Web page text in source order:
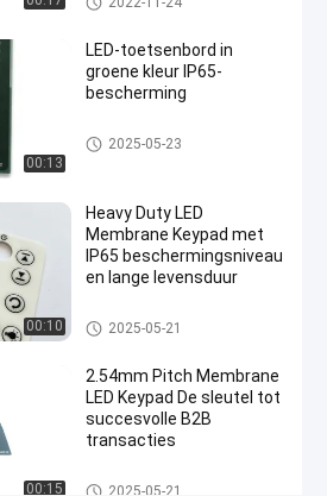
2022-
402
00:13
LED-toetsenbord in
groene kleur IP65-
bescherming
LEIDEN Membraantoetsenbord
2025-05-23
00:10
Heavy Duty LED
Membrane Keypad met
IP65 beschermingsniveau
en lange levensduur
LEIDEN Membraantoetsenbord
2025-05-21
00:15
2.54mm Pitch Membrane
LED Keypad De sleutel tot
succesvolle B2B
transacties
LEIDEN Membraantoetsenbord
2025-05-21